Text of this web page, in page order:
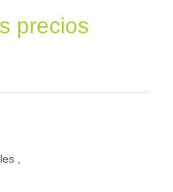
precios